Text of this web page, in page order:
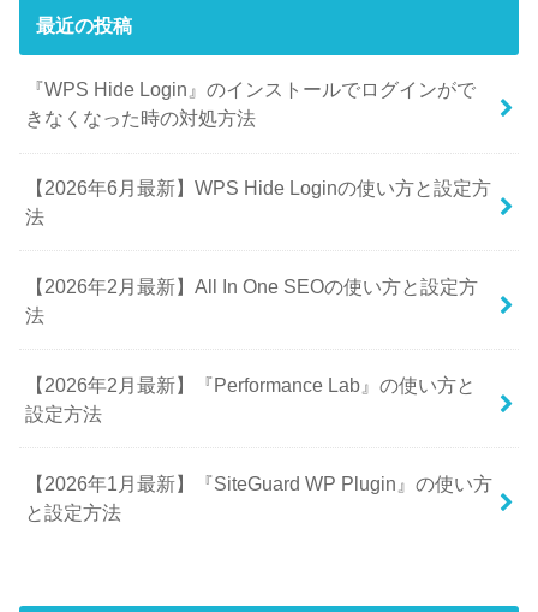
最近の投稿
『WPS Hide Login』のインストールでログインがで
きなくなった時の対処方法
【2026年6月最新】WPS Hide Loginの使い方と設定方
法
【2026年2月最新】All In One SEOの使い方と設定方
法
【2026年2月最新】『Performance Lab』の使い方と
設定方法
【2026年1月最新】『SiteGuard WP Plugin』の使い方
と設定方法